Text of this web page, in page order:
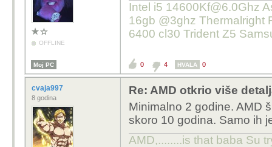
OFFLINE
Intel i5 14600Kf@6.0Ghz
16gb @3ghz Thermalright
6400 cl30 Trident Z5
Moj PC 0 4 HVALA 0
cvaja997
8 godina
Re: AMD otkrio više
Minimalno 2 godine. AMD
skoro 10 godina. Samo ih
AMD,........is that baba Su